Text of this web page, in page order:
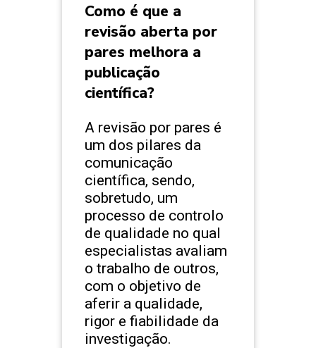
Como é que a
revisão aberta por
pares melhora a
publicação
científica?
A revisão por pares é
um dos pilares da
comunicação
científica, sendo,
sobretudo, um
processo de controlo
de qualidade no qual
especialistas avaliam
o trabalho de outros,
com o objetivo de
aferir a qualidade,
rigor e fiabilidade da
investigação.